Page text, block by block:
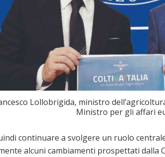
Lollobrigida, ministro
Ministro per gli affari
continuare a svolgere un ruolo
alcuni cambiamenti prospettati dalla